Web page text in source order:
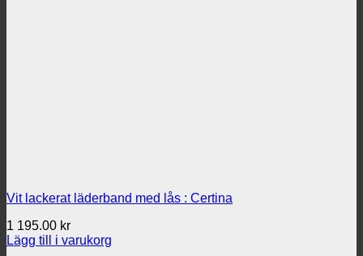
Vit lackerat läderband med lås : Certina
1 195.00 kr
Lägg till i varukorg